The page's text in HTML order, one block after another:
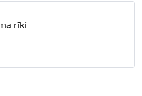
rīki